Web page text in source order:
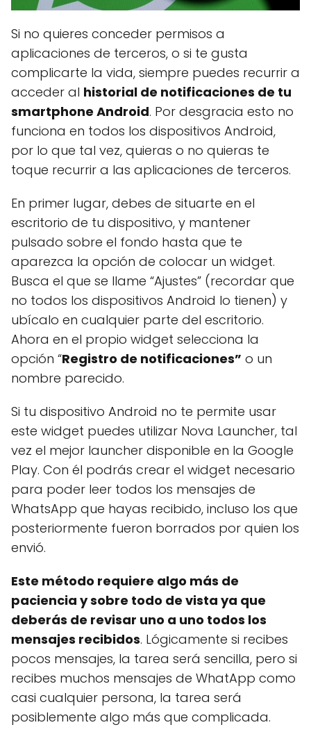
Si no quieres conceder permisos a
aplicaciones de terceros, o si te gusta
complicarte la vida, siempre puedes recurrir a
acceder al historial de notificaciones de tu
smartphone Android. Por desgracia esto no
funciona en todos los dispositivos Android,
por lo que tal vez, quieras o no quieras te
toque recurrir a las aplicaciones de terceros.
En primer lugar, debes de situarte en el
escritorio de tu dispositivo, y mantener
pulsado sobre el fondo hasta que te
aparezca la opción de colocar un widget.
Busca el que se llame “Ajustes” (recordar que
no todos los dispositivos Android lo tienen) y
ubícalo en cualquier parte del escritorio.
Ahora en el propio widget selecciona la
opción “Registro de notificaciones” o un
nombre parecido.
Si tu dispositivo Android no te permite usar
este widget puedes utilizar Nova Launcher, tal
vez el mejor launcher disponible en la Google
Play. Con él podrás crear el widget necesario
para poder leer todos los mensajes de
WhatsApp que hayas recibido, incluso los que
posteriormente fueron borrados por quien los
envió.
Este método requiere algo más de
paciencia y sobre todo de vista ya que
deberás de revisar uno a uno todos los
mensajes recibidos. Lógicamente si recibes
pocos mensajes, la tarea será sencilla, pero si
recibes muchos mensajes de WhatApp como
casi cualquier persona, la tarea será
posiblemente algo más que complicada.